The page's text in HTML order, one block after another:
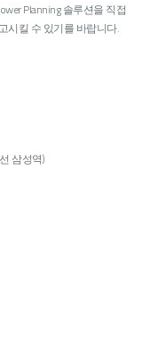
Planning 솔루션을 직접
시킬 수 있기를 바랍니다.
삼성역)